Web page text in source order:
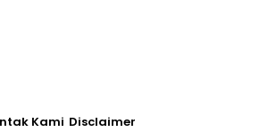
Kami Disclaimer